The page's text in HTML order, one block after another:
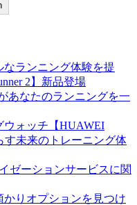
ランニング体験を提
2】新品登場
あなたのランニングを一
ウォッチ【HUAWEI
す未来のトレーニング体
ゼーションサービスに関
りオプションを見つけ